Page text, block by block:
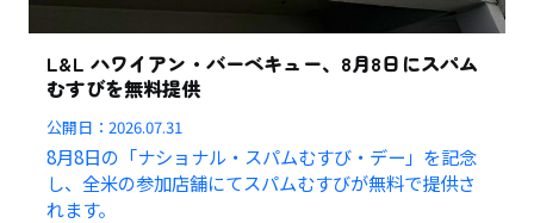
L&L ハワイアン・バーベキュー、8月8日にスパム
むすびを無料提供
公開日：2026.07.31
8月8日の「ナショナル・スパムむすび・デー」を記念
し、全米の参加店舗にてスパムむすびが無料で提供さ
れます。